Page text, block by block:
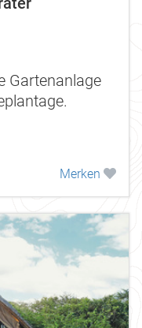
Gartenanlage
Merken